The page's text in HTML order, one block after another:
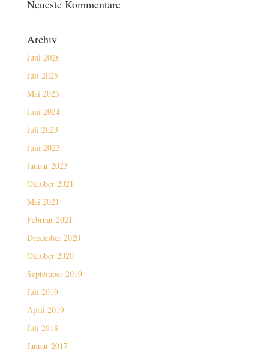
Neueste Kommentare
Archiv
Juni 2026
Juli 2025
Mai 2025
Juni 2024
Juli 2023
Juni 2023
Januar 2023
Oktober 2021
Mai 2021
Februar 2021
Dezember 2020
Oktober 2020
September 2019
Juli 2019
April 2019
Juli 2018
Januar 2017